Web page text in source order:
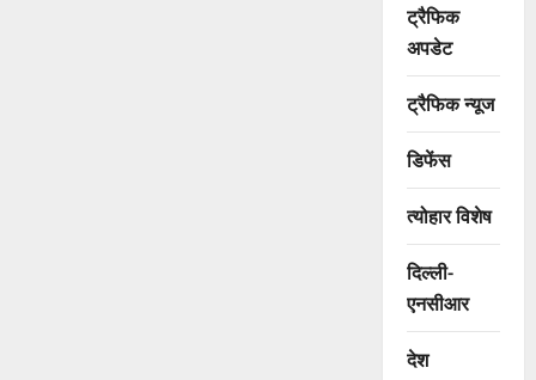
ट्रैफिक
अपडेट
ट्रैफिक न्यूज
डिफेंस
त्योहार विशेष
दिल्ली-
एनसीआर
देश